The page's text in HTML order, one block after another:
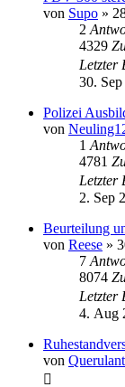
von Supo »
2
4329
Letzter
30.
Polizei
von
1
4781
Letzter
2. Sep
Beurteilung
von Reese »
7
8074
Letzter
4. Aug
von Querulant